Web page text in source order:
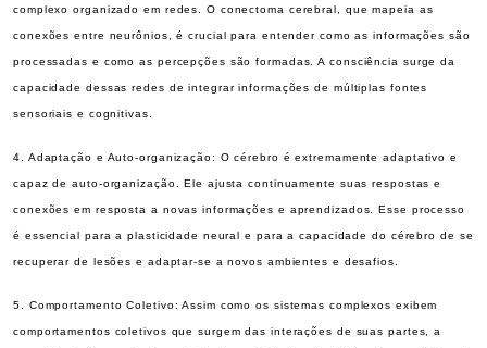
complexo organizado em redes. O conectoma cerebral, que mapeia as
conexões entre neurônios, é crucial para entender como as informações são
processadas e como as percepções são formadas. A consciência surge da
capacidade dessas redes de integrar informações de múltiplas fontes
sensoriais e cognitivas.
4. Adaptação e Auto-organização: O cérebro é extremamente adaptativo e
capaz de auto-organização. Ele ajusta continuamente suas respostas e
conexões em resposta a novas informações e aprendizados. Esse processo
é essencial para a plasticidade neural e para a capacidade do cérebro de se
recuperar de lesões e adaptar-se a novos ambientes e desafios.
5. Comportamento Coletivo: Assim como os sistemas complexos exibem
comportamentos coletivos que surgem das interações de suas partes, a